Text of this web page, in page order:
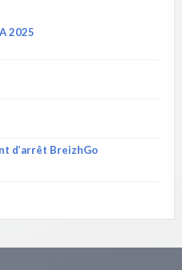
2025
d’arrêt BreizhGo